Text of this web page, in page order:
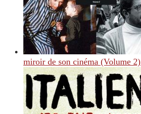
miroir de son cinéma (Volume 2)